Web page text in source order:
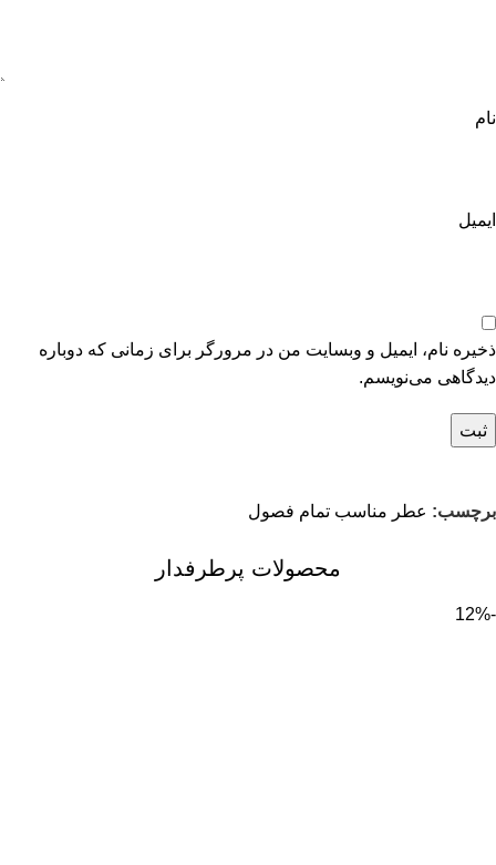
نام
ایمیل
ذخیره نام، ایمیل و وبسایت من در مرورگر برای زمانی که دوباره
دیدگاهی می‌نویسم.
برچسب: عطر مناسب تمام فصول
محصولات پرطرفدار
-12%